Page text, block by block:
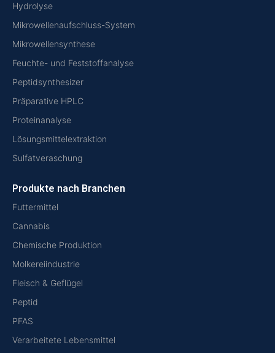
Hydrolyse
Mikrowellenaufschluss-System
Mikrowellensynthese
Feuchte- und Feststoffanalyse
Peptidsynthesizer
Präparative HPLC
Proteinanalyse
Lösungsmittelextraktion
Sulfatveraschung
Produkte nach Branchen
Futtermittel
Cannabis
Chemische Produktion
Molkereiindustrie
Fleisch & Geflügel
Peptid
PFAS
Verarbeitete Lebensmittel